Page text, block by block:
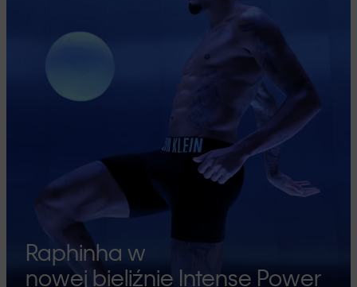
Raphinha w
nowej bieliźnie Intense Power